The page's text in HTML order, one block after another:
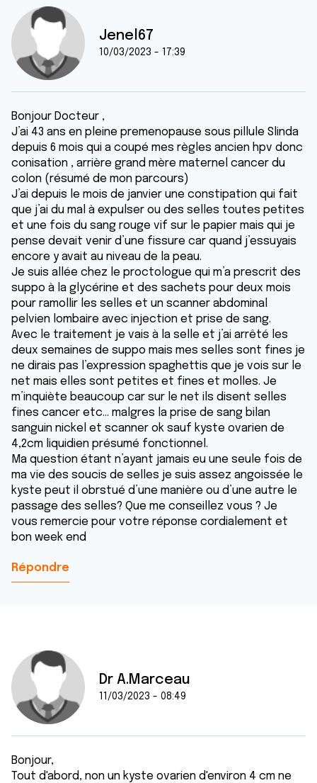
Jenel67
10/03/2023 - 17:39
Bonjour Docteur ,
J’ai 43 ans en pleine premenopause sous pillule Slinda
depuis 6 mois qui a coupé mes règles ancien hpv donc
conisation , arrière grand mère maternel cancer du
colon (résumé de mon parcours)
J’ai depuis le mois de janvier une constipation qui fait
que j’ai du mal à expulser ou des selles toutes petites
et une fois du sang rouge vif sur le papier mais qui je
pense devait venir d’une fissure car quand j’essuyais
encore y avait au niveau de la peau.
Je suis allée chez le proctologue qui m’a prescrit des
suppo à la glycérine et des sachets pour deux mois
pour ramollir les selles et un scanner abdominal
pelvien lombaire avec injection et prise de sang.
Avec le traitement je vais à la selle et j’ai arrêté les
deux semaines de suppo mais mes selles sont fines je
ne dirais pas l’expression spaghettis que je vois sur le
net mais elles sont petites et fines et molles. Je
m’inquiète beaucoup car sur le net ils disent selles
fines cancer etc… malgres la prise de sang bilan
sanguin nickel et scanner ok sauf kyste ovarien de
4,2cm liquidien présumé fonctionnel.
Ma question étant n’ayant jamais eu une seule fois de
ma vie des soucis de selles je suis assez angoissée le
kyste peut il obrstué d’une manière ou d’une autre le
passage des selles? Que me conseillez vous ? Je
vous remercie pour votre réponse cordialement et
bon week end
Répondre
Dr A.Marceau
11/03/2023 - 08:49
Bonjour,
Tout d'abord, non un kyste ovarien d'environ 4 cm ne